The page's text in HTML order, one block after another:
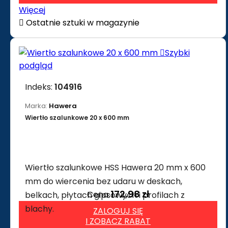
Więcej
 Ostatnie sztuki w magazynie
Szybki
podgląd
Indeks: 104916
Marka: Hawera
Wiertło szalunkowe 20 x 600 mm
Wiertło szalunkowe HSS Hawera 20 mm x 600
mm do wiercenia bez udaru w deskach,
belkach, płytach gipsowych i profilach z
blachy.
Cena172,98 zł
ZALOGUJ SIĘ
I ZOBACZ RABAT